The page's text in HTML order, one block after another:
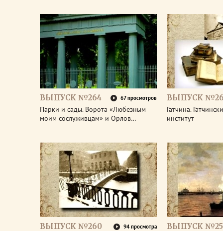
ВЫПУСК №264 67 просмотров
Парки и сады. Ворота «Любезным
моим сослуживцам» и Орлов…
ВЫПУСК
Гатчина.
институт
ВЫПУСК №260 94 просмотра ВЫПУСК